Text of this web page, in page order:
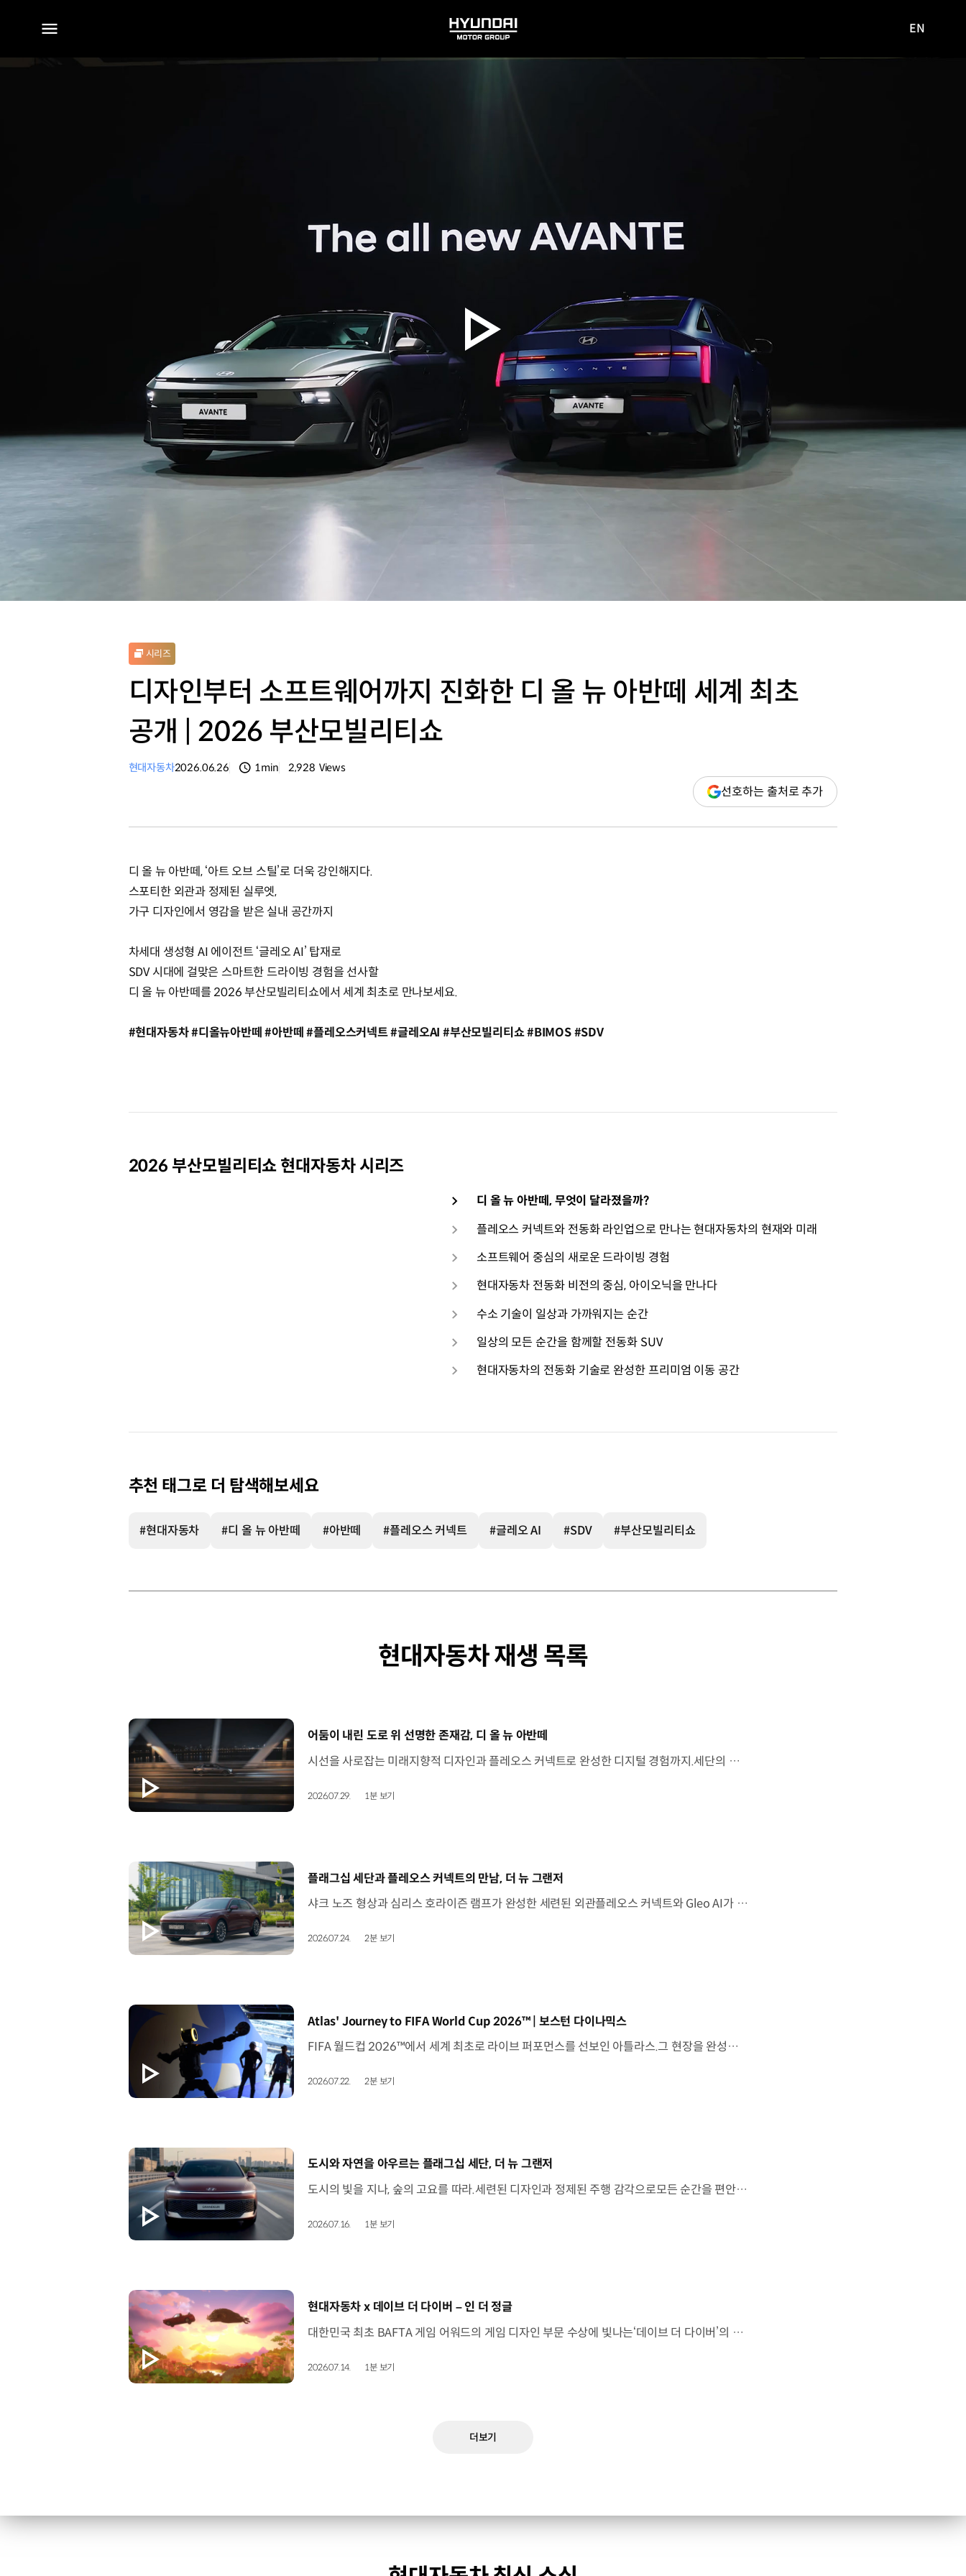
HYUNDAI
MOTOR
EN
시리즈
디자인부터 소프트웨어까지 진화한 디 올 뉴 아반떼 세계 최초
공개 | 2026 부산모빌리티쇼
현대자동차2026.06.26 1min 2,928 Views
선호하는 출처로 추가(새
창
열림)
디 올 뉴 아반떼, ‘아트 오브 스틸’로 더욱 강인해지다.
스포티한 외관과 정제된 실루엣,
가구 디자인에서 영감을 받은 실내 공간까지
차세대 생성형 AI 에이전트 ‘글레오 AI’ 탑재로
SDV 시대에 걸맞은 스마트한 드라이빙 경험을 선사할
디 올 뉴 아반떼를 2026 부산모빌리티쇼에서 세계 최초로 만나보세요.
#현대자동차 #디올뉴아반떼 #아반떼 #플레오스커넥트 #글레오AI #부산모빌리티쇼 #BIMOS #SDV
2026 부산모빌리티쇼 현대자동차 시리즈
디 올 뉴 아반떼, 무엇이 달라졌을까?
플레오스 커넥트와 전동화 라인업으로 만나는 현대자동차의 현재와 미래
소프트웨어 중심의 새로운 드라이빙 경험
현대자동차 전동화 비전의 중심, 아이오닉을 만나다
수소 기술이 일상과 가까워지는 순간
일상의 모든 순간을 함께할 전동화 SUV
현대자동차의 전동화 기술로 완성한 프리미엄 이동 공간
추천 태그로 더 탐색해보세요
#현대자동차 #디 올 뉴 아반떼 #아반떼 #플레오스 커넥트 #글레오 AI #SDV #부산모빌리티쇼
현대자동차 재생 목록
[동영상]
어둠이 내린 도로 위 선명한 존재감, 디 올 뉴 아반떼
시선을 사로잡는 미래지향적 디자인과 플레오스 커넥트로 완성한 디지털 경험까지.세단의 새로운 기준을 제시하는 디 올 뉴 아반떼를 만나보세요. *본 영상은 AI를 활용해 제작했습니다. #현대자동차 #디올뉴아반떼 #아반떼 #플레오스커넥트 #글레오AI 유튜브 쇼츠 보기
2026.07.29. 1분 보기
[동영상]
플래그십 세단과 플레오스 커넥트의 만남, 더 뉴 그랜저
샤크 노즈 형상과 심리스 호라이즌 램프가 완성한 세련된 외관플레오스 커넥트와 Gleo AI가 만드는 스마트한 운전 경험까지. 새롭게 진화한 더 뉴 그랜저를 영상으로 만나보세요. #현대자동차 #더뉴그랜저 #플레오스커넥트 #그랜저 #플래그십세단 #TheNewGrandeur #PleosConnect
2026.07.24. 2분 보기
[동영상]
Atlas' Journey to FIFA World Cup 2026™ | 보스턴 다이나믹스
FIFA 월드컵 2026™에서 세계 최초로 라이브 퍼포먼스를 선보인 아틀라스.그 현장을 완성한 시니어 프로그램 매니저 세스 데이비스(Seth Davis)가 전하는 퍼포먼스의 비하인드 스토리를 만나보세요. 인터뷰 전문 보기 ▶ 자세히 보기 ▶ #현대자동차 #보스턴다이나믹스 #아틀라스 #로보틱스 #BostonDynamics #Atlas #Robotics #NextStartsNow
2026.07.22. 2분 보기
[동영상]
도시와 자연을 아우르는 플래그십 세단, 더 뉴 그랜저
도시의 빛을 지나, 숲의 고요를 따라.세련된 디자인과 정제된 주행 감각으로모든 순간을 편안하게 완성하는 더 뉴 그랜저를 만나보세요. *본 영상은 AI를 활용해 제작했습니다. #현대자동차 #더뉴그랜저 #플래그십세단 #그랜저 #플레오스커넥트
2026.07.16. 1분 보기
[동영상]
현대자동차 x 데이브 더 다이버 – 인 더 정글
대한민국 최초 BAFTA 게임 어워드의 게임 디자인 부문 수상에 빛나는‘데이브 더 다이버’의 최신 DLC에 포니 픽업이 등장합니다.데이브 더 다이버 - 인 더 정글 속 포니 픽업의 활약을 체험해 보세요. Steam, Nintendo Switch 2 Nintendo Switch, PS5 PS4, Xbox Series X|S, Epic Games Store에서 만나 볼 수 있습니다. #현대자동차 #데이브더다이버 #인더정글 #민트로켓 #게임콜라보 #포니픽업 #포니 유튜브 쇼츠 보기 >
2026.07.14. 1분 보기
더보기